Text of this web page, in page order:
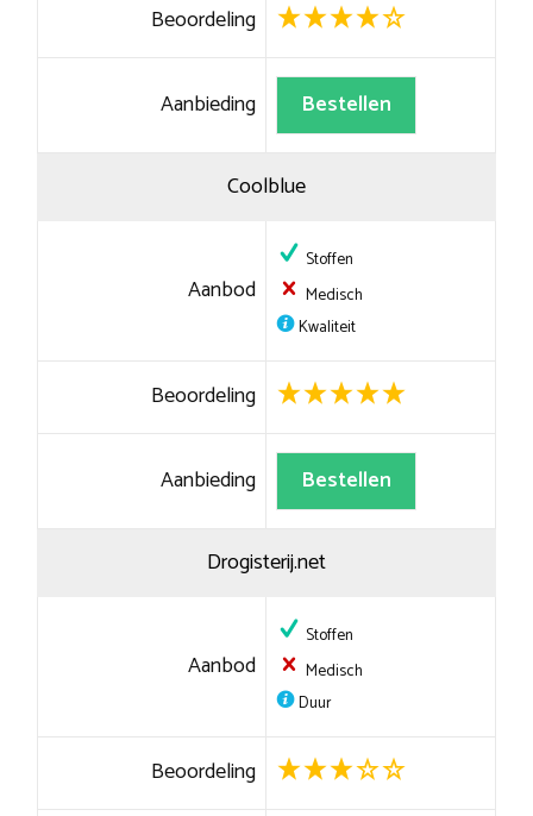
Beoordeling
Aanbieding Bestellen
Coolblue
Aanbod
Stoffen
Medisch
Kwaliteit
Beoordeling
Aanbieding Bestellen
Drogisterij.net
Aanbod
Stoffen
Medisch
Duur
Beoordeling